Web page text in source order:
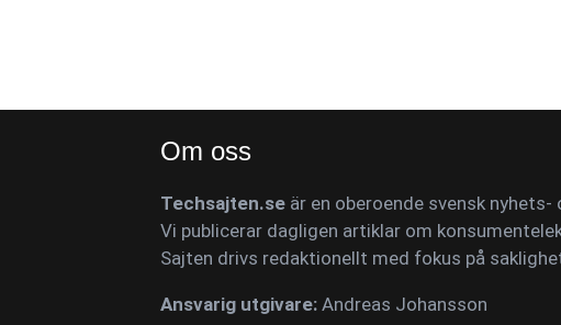
Om oss
Techsajten.seär en oberoende svensk
Vi publicerar dagligen artiklar om
Sajten drivs redaktionellt med fokus på
Ansvarig utgivare:Andreas Johansson